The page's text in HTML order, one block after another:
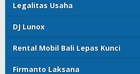
Legalitas Usaha
DJ Lunox
Rental Mobil Bali Lepas Kunci
Firmanto Laksana